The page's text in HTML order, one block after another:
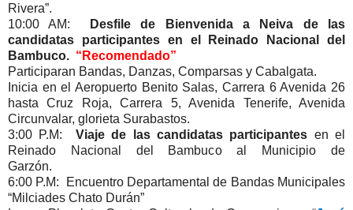
Rivera”.
10:00 AM:
Desfile de Bienvenida a Neiva de las
candidatas participantes en el Reinado Nacional del
Bambuco. “Recomendado”
Participaran Bandas, Danzas, Comparsas y Cabalgata.
Inicia en el Aeropuerto Benito Salas, Carrera 6 Avenida 26
hasta Cruz Roja, Carrera 5, Avenida Tenerife, Avenida
Circunvalar, glorieta Surabastos.
3:00 P.M: Viaje de las candidatas participantes en el
Reinado Nacional del Bambuco al Municipio de
Garzón.
6:00 P.M: Encuentro Departamental de Bandas Municipales
“Milciades Chato Durán”